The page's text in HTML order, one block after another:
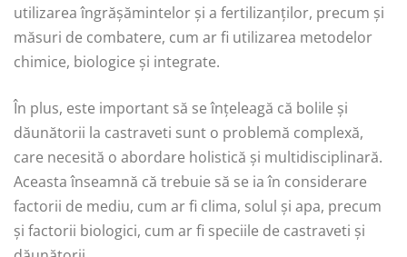
utilizarea îngrășămintelor și a fertilizanților, precum și
măsuri de combatere, cum ar fi utilizarea metodelor
chimice, biologice și integrate.
În plus, este important să se înțeleagă că bolile și
dăunătorii la castraveti sunt o problemă complexă,
care necesită o abordare holistică și multidisciplinară.
Aceasta înseamnă că trebuie să se ia în considerare
factorii de mediu, cum ar fi clima, solul și apa, precum
și factorii biologici, cum ar fi speciile de castraveti și